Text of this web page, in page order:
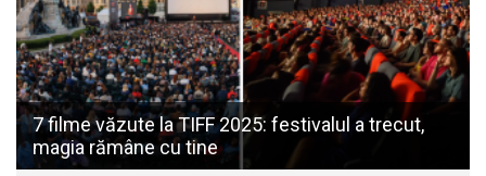
7 filme văzute la TIFF 2025: festivalul a trecut,
magia rămâne cu tine